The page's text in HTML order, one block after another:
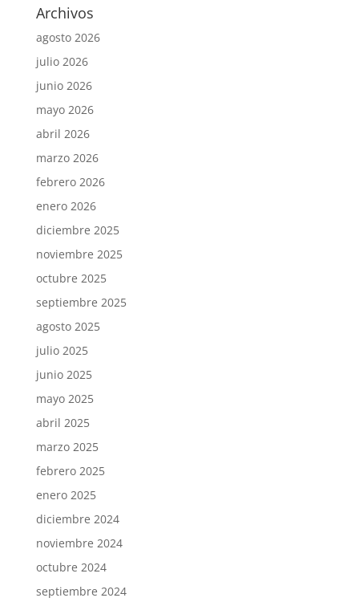
Archivos
agosto 2026
julio 2026
junio 2026
mayo 2026
abril 2026
marzo 2026
febrero 2026
enero 2026
diciembre 2025
noviembre 2025
octubre 2025
septiembre 2025
agosto 2025
julio 2025
junio 2025
mayo 2025
abril 2025
marzo 2025
febrero 2025
enero 2025
diciembre 2024
noviembre 2024
octubre 2024
septiembre 2024